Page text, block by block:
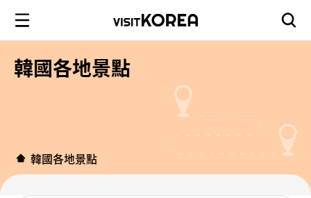
韓國各地景點
韓國各地景點